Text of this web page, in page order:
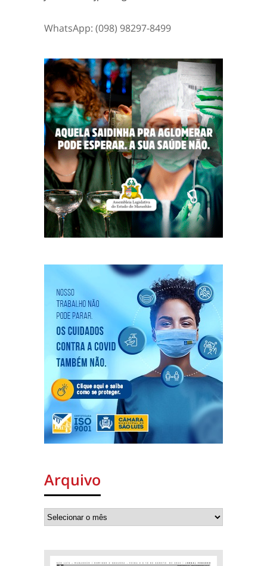
WhatsApp: (098) 98297-8499
Arquivo